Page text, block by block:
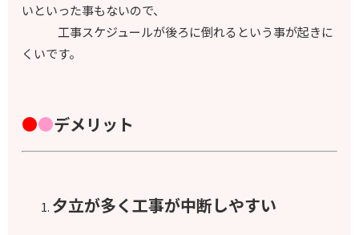
いといった事もないので、
工事スケジュールが後ろに倒れるという事が起きに
くいです。
●●デメリット
夕立が多く工事が中断しやすい